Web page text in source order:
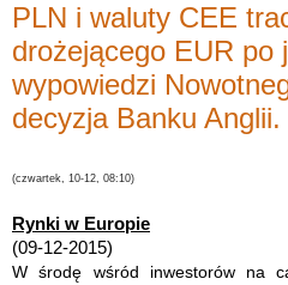
PLN i waluty CEE
drożejącego EUR po
wypowiedzi
decyzja Banku Anglii.
(czwartek, 10-12, 08:10)
Rynki w Europie
(09-12-2015)
W środę wśród inwestorów na